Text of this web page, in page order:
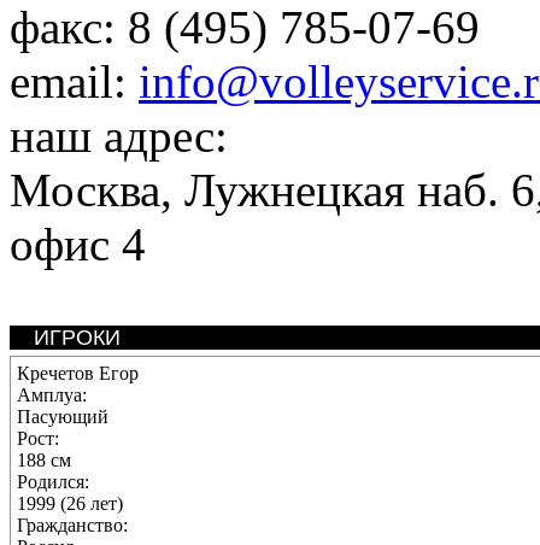
факс: 8 (495) 785-07-69
email:
наш адрес:
Москва, Лужнецкая наб.
офис 4
ИГРОКИ
Кречетов Егор
Амплуа:
Пасующий
Рост:
188 см
Родился:
1999 (26 лет)
Гражданство: